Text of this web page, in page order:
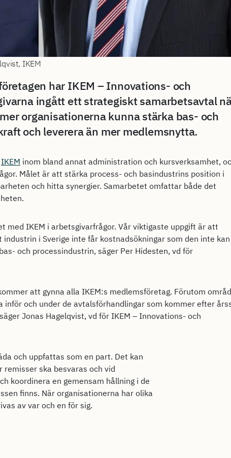
IKEM
har IKEM – Innovations- och
ingått ett strategiskt samarbetsavtal
organisationerna kunna stärka bas- och
och leverera än mer medlemsnytta.
IKEM inom bland annat administration och kursverksamhet,
Målet är att stärka process- och basindustrins position i
och hitta synergier. Samarbetet omfattar både det
med IKEM i arbetsgivarfrågor. Vår viktigaste uppgift är att
i Sverige inte får kostnadsökningar som den inte kan
och processindustrin, säger Per Hidesten, vd för
att gynna alla IKEM:s medlemsföretag. Förutom
och under de avtalsförhandlingar som kommer efter
Jonas Hagelqvist, vd för IKEM – Innovations- och
och uppfattas som en part. Det kan
remisser ska besvaras och vid
koordinera en gemensam hållning i de
finns. När organisationerna har olika
av var och en för sig.